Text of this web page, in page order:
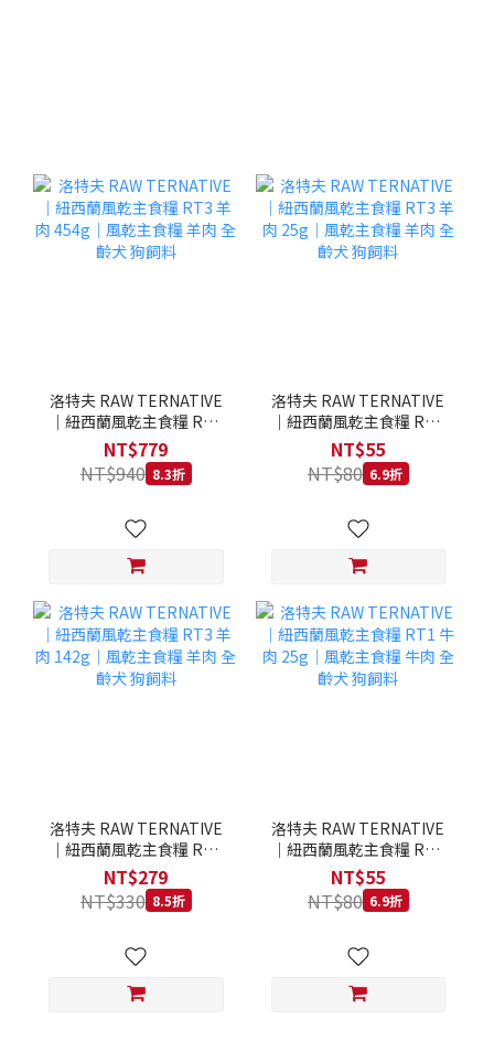
洛特夫 RAW TERNATIVE
｜紐西蘭風乾主食糧 RT3
羊肉 454g｜風乾主食糧 羊
肉 全齡犬 狗飼料
NT$779
NT$940 8.3折
洛特夫 RAW TERNATIVE
｜紐西蘭風乾主食糧 RT3
羊肉 25g｜風乾主食糧 羊
肉 全齡犬 狗飼料
NT$55
NT$80 6.9折
洛特夫 RAW TERNATIVE
｜紐西蘭風乾主食糧 RT3
羊肉 142g｜風乾主食糧 羊
肉 全齡犬 狗飼料
NT$279
NT$330 8.5折
洛特夫 RAW TERNATIVE
｜紐西蘭風乾主食糧 RT1
牛肉 25g｜風乾主食糧 牛
肉 全齡犬 狗飼料
NT$55
NT$80 6.9折